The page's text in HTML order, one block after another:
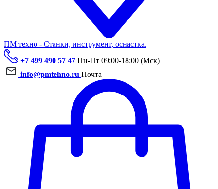
ПМ техно - Станки, инструмент, оснастка.
+7 499 490 57 47 Пн-Пт 09:00-18:00 (Мск)
info@pmtehno.ru Почта